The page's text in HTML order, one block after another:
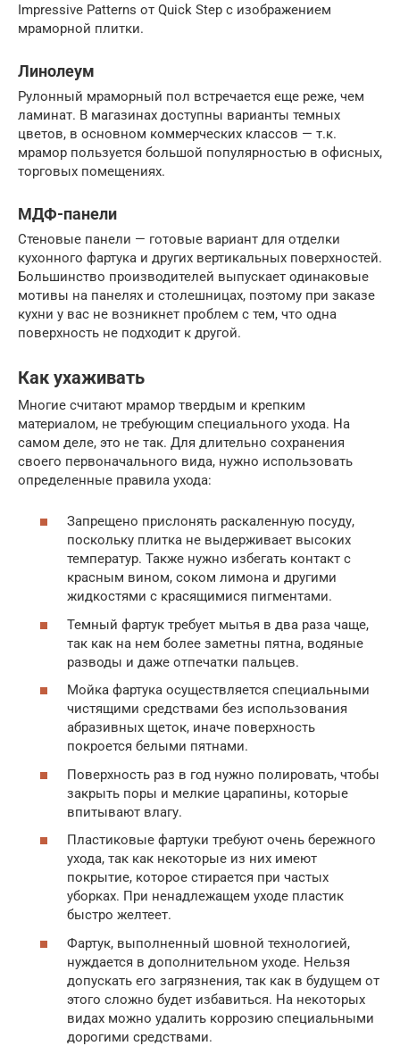
Impressive Patterns от Quick Step с изображением
мраморной плитки.
Линолеум
Рулонный мраморный пол встречается еще реже, чем
ламинат. В магазинах доступны варианты темных
цветов, в основном коммерческих классов — т.к.
мрамор пользуется большой популярностью в офисных,
торговых помещениях.
МДФ-панели
Стеновые панели — готовые вариант для отделки
кухонного фартука и других вертикальных поверхностей.
Большинство производителей выпускает одинаковые
мотивы на панелях и столешницах, поэтому при заказе
кухни у вас не возникнет проблем с тем, что одна
поверхность не подходит к другой.
Как ухаживать
Многие считают мрамор твердым и крепким
материалом, не требующим специального ухода. На
самом деле, это не так. Для длительно сохранения
своего первоначального вида, нужно использовать
определенные правила ухода:
Запрещено прислонять раскаленную посуду,
поскольку плитка не выдерживает высоких
температур. Также нужно избегать контакт с
красным вином, соком лимона и другими
жидкостями с красящимися пигментами.
Темный фартук требует мытья в два раза чаще,
так как на нем более заметны пятна, водяные
разводы и даже отпечатки пальцев.
Мойка фартука осуществляется специальными
чистящими средствами без использования
абразивных щеток, иначе поверхность
покроется белыми пятнами.
Поверхность раз в год нужно полировать, чтобы
закрыть поры и мелкие царапины, которые
впитывают влагу.
Пластиковые фартуки требуют очень бережного
ухода, так как некоторые из них имеют
покрытие, которое стирается при частых
уборках. При ненадлежащем уходе пластик
быстро желтеет.
Фартук, выполненный шовной технологией,
нуждается в дополнительном уходе. Нельзя
допускать его загрязнения, так как в будущем от
этого сложно будет избавиться. На некоторых
видах можно удалить коррозию специальными
дорогими средствами.